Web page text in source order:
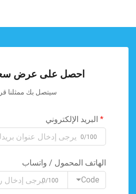
احصل على عرض
سيتصل بك ممثلنا
البريد الإلكتروني
0/100
الهاتف المحمول / واتساب
Code
0/100